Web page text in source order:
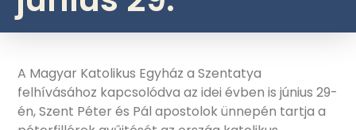
A Magyar Katolikus Egyház a Szentatya
felhívásához kapcsolódva az idei évben is június 29-
én, Szent Péter és Pál apostolok ünnepén tartja a